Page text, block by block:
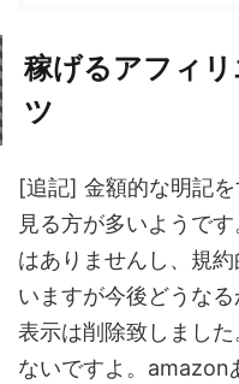
稼げるアフィ
ツ
[追記] 金額的な明記
見る方が多いようで
はありませんし、規
いますが今後どうな
表示は削除致しまし
ないですよ。amazon